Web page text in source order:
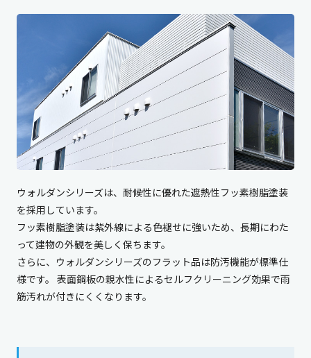
ウォルダンシリーズは、耐候性に優れた遮熱性フッ素樹脂塗装
を採用しています。
フッ素樹脂塗装は紫外線による色褪せに強いため、長期にわた
って建物の外観を美しく保ちます。
さらに、ウォルダンシリーズのフラット品は防汚機能が標準仕
様です。 表面鋼板の親水性によるセルフクリーニング効果で雨
筋汚れが付きにくくなります。